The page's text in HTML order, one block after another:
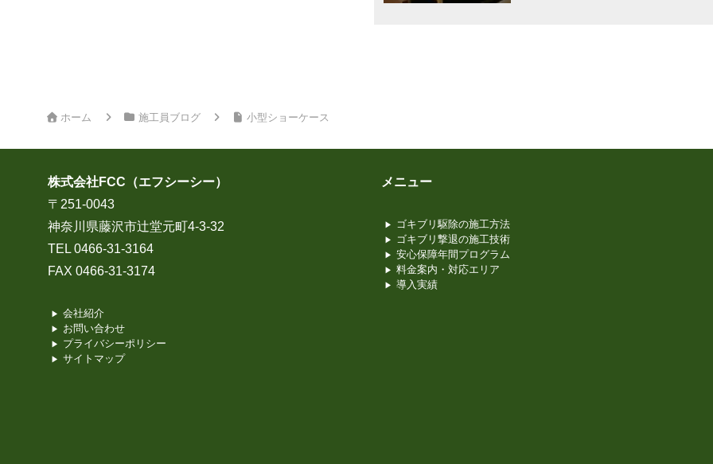
ホーム 施工員ブログ 小型ショーケース
株式会社FCC（エフシーシー）
〒251-0043
神奈川県藤沢市辻堂元町4-3-32
TEL 0466-31-3164
FAX 0466-31-3174
会社紹介
お問い合わせ
プライバシーポリシー
サイトマップ
メニュー
ゴキブリ駆除の施工方法
ゴキブリ撃退の施工技術
安心保障年間プログラム
料金案内・対応エリア
導入実績